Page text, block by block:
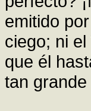
emitido
ciego; ni
que él
tan